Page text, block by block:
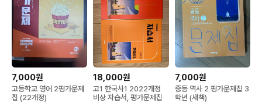
7,000원
고등학교 영어 2평가문제
집 (22개정)
18,000원
고1 한국사1 2022개정
비상 자습서, 평가문제집
7,000원
중등 역사 2 평가문제집 3
학년 (새책)